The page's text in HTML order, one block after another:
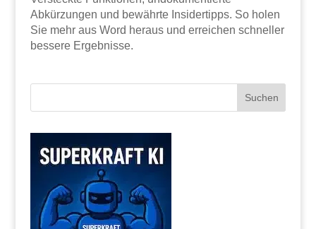
Abkürzungen und bewährte Insidertipps. So holen
Sie mehr aus Word heraus und erreichen schneller
bessere Ergebnisse.